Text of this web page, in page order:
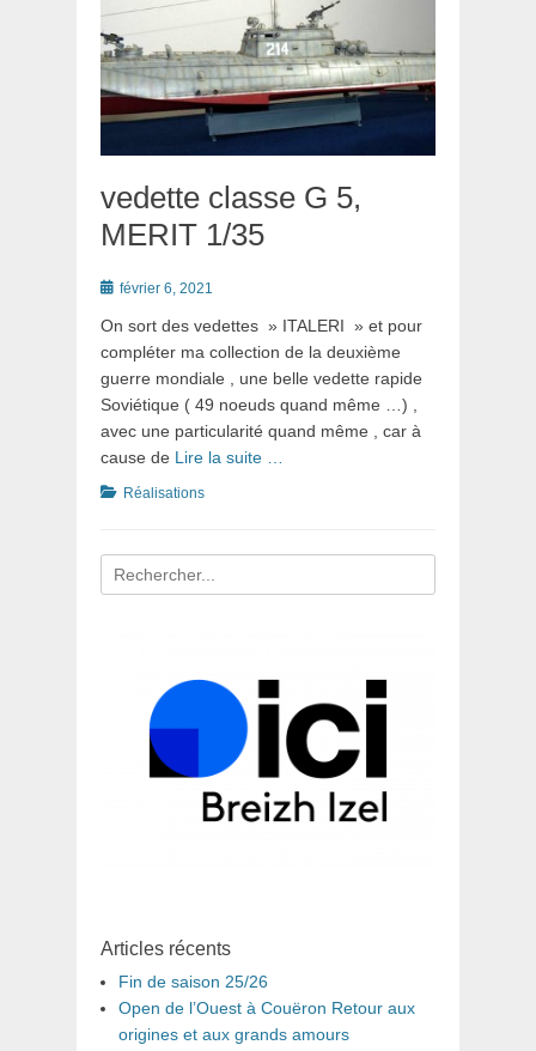
vedette classe G 5,
MERIT 1/35
Postéfévrier 6, 2021
On sort des vedettes » ITALERI » et pour
compléter ma collection de la deuxième
guerre mondiale , une belle vedette rapide
Soviétique ( 49 noeuds quand même …) ,
avec une particularité quand même , car à
cause de Lire la suite …
Catégories
Réalisations
Recherche
pour
Articles récents
Fin de saison 25/26
Open de l’Ouest à Couëron Retour aux
origines et aux grands amours